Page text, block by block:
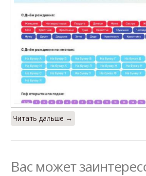
Читать дальше →
Вас может